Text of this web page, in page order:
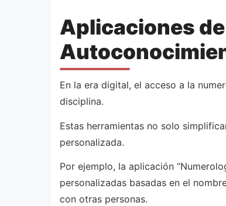
Aplicaciones
En la era digital, el acceso a la
disciplina.
Estas herramientas no solo
personalizada.
Por ejemplo, la aplicación
personalizadas basadas en el
con otras personas.